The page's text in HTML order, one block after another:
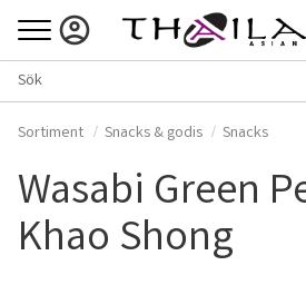
Sortiment Snacks & godis Snacks
Wasabi Green
Khao Shong